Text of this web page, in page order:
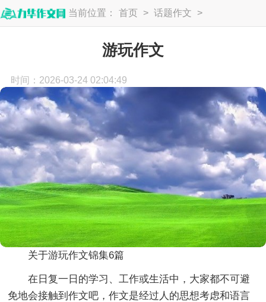
当前位置： 首页 > 话题作文 >
游玩作文
时间：2026-03-24 02:04:49
关于游玩作文锦集6篇
在日复一日的学习、工作或生活中，大家都不可避
免地会接触到作文吧，作文是经过人的思想考虑和语言